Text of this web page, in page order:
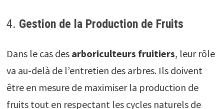
4. Gestion de la Production de Fruits
Dans le cas des arboriculteurs fruitiers, leur rôle
va au-delà de l’entretien des arbres. Ils doivent
être en mesure de maximiser la production de
fruits tout en respectant les cycles naturels de